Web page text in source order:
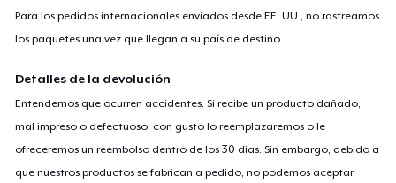
Para los pedidos internacionales enviados desde EE. UU., no rastreamos
los paquetes una vez que llegan a su país de destino.
Detalles de la devolución
Entendemos que ocurren accidentes. Si recibe un producto dañado,
mal impreso o defectuoso, con gusto lo reemplazaremos o le
ofreceremos un reembolso dentro de los 30 días. Sin embargo, debido a
que nuestros productos se fabrican a pedido, no podemos aceptar